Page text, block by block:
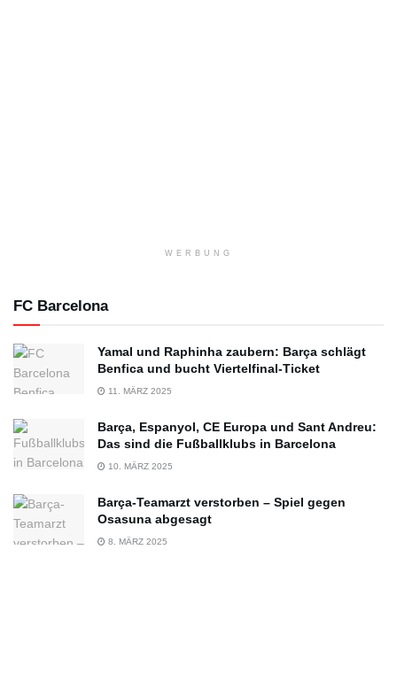
WERBUNG
FC Barcelona
Yamal und Raphinha zaubern: Barça schlägt
Benfica und bucht Viertelfinal-Ticket
11. MÄRZ 2025
Barça, Espanyol, CE Europa und Sant Andreu:
Das sind die Fußballklubs in Barcelona
10. MÄRZ 2025
Barça-Teamarzt verstorben – Spiel gegen
Osasuna abgesagt
8. MÄRZ 2025